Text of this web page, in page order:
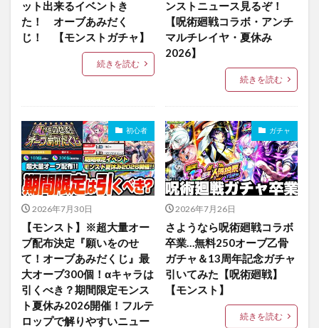
ット出来るイベントき
た！ オーブあみだく
じ！ 【モンストガチャ】
続きを読む
ンストニュース見るぞ！
【呪術廻戦コラボ・アンチ
マルチレイヤ・夏休み
2026】
続きを読む
初心者
2026年7月30日
【モンスト】※超大量オー
ブ配布決定『願いをのせ
て！オーブあみだくじ』最
大オーブ300個！αキャラは
引くべき？期間限定モンス
ト夏休み2026開催！フルテ
ロップで解りやすいニュー
ガチャ
2026年7月26日
さようなら呪術廻戦コラボ
卒業…無料250オーブ乙骨
ガチャ＆13周年記念ガチャ
引いてみた【呪術廻戦】
【モンスト】
続きを読む